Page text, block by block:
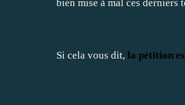
bien mise à mal ces derniers
Si cela vous dit, la pétition